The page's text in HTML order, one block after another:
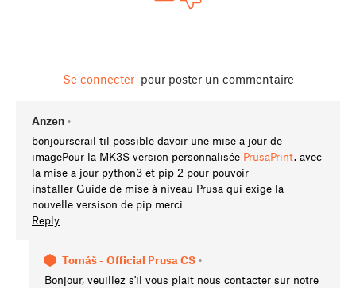
Se connecter pour poster un commentaire
Anzen •
bonjourserail til possible davoir une mise a jour de
imagePour la MK3S version personnalisée PrusaPrint. avec
la mise a jour python3 et pip 2 pour pouvoir
installer Guide de mise à niveau Prusa qui exige la
nouvelle versison de pip merci
Reply
Tomáš - Official Prusa CS •
Bonjour, veuillez s'il vous plait nous contacter sur notre